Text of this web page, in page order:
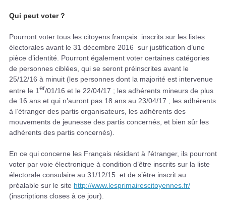
Qui peut voter ?
Pourront voter tous les citoyens français inscrits sur les listes
électorales avant le 31 décembre 2016 sur justification d’une
pièce d’identité. Pourront également voter certaines catégories
de personnes ciblées, qui se seront préinscrites avant le
25/12/16 à minuit (les personnes dont la majorité est intervenue
entre le 1 er/01/16 et le 22/04/17 ; les adhérents mineurs de plus
de 16 ans et qui n’auront pas 18 ans au 23/04/17 ; les adhérents
à l’étranger des partis organisateurs, les adhérents des
mouvements de jeunesse des partis concernés, et bien sûr les
adhérents des partis concernés).
En ce qui concerne les Français résidant à l’étranger, ils pourront
voter par voie électronique à condition d’être inscrits sur la liste
électorale consulaire au 31/12/15 et de s’être inscrit au
préalable sur le site http://www.lesprimairescitoyennes.fr/
(inscriptions closes à ce jour).